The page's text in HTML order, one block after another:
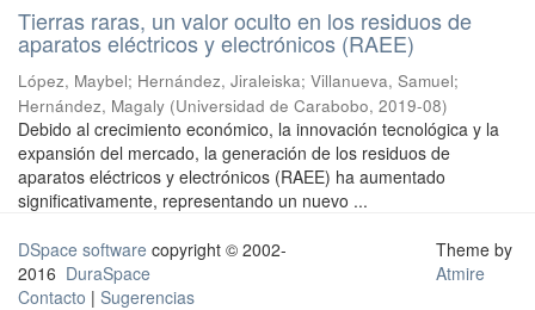
Tierras raras, un valor oculto en los residuos de
aparatos eléctricos y electrónicos (RAEE)
López, Maybel; Hernández, Jiraleiska; Villanueva, Samuel;
Hernández, Magaly (Universidad de Carabobo, 2019-08)
Debido al crecimiento económico, la innovación tecnológica y la
expansión del mercado, la generación de los residuos de
aparatos eléctricos y electrónicos (RAEE) ha aumentado
significativamente, representando un nuevo ...
DSpace software copyright © 2002-
2016 DuraSpace
Contacto | Sugerencias
Theme by
Atmire